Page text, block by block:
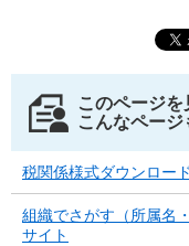
このページ
こんなペー
税関係様式ダウンロー
組織でさがす（所属名
サイト